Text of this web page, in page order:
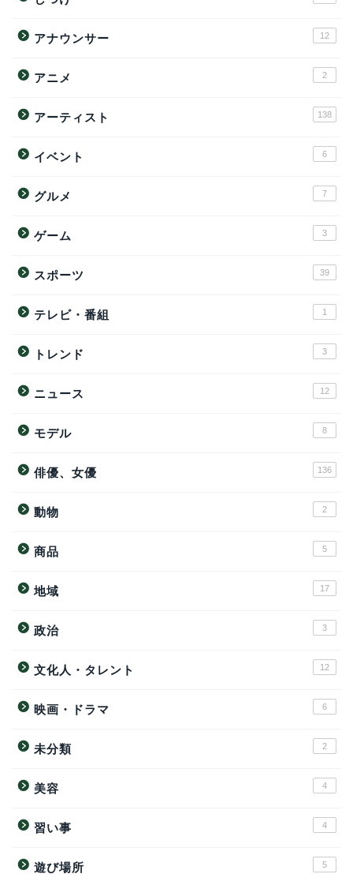
アナウンサー 12
アニメ 2
アーティスト 138
イベント 6
グルメ 7
ゲーム 3
スポーツ 39
テレビ・番組 1
トレンド 3
ニュース 12
モデル 8
俳優、女優 136
動物 2
商品 5
地域 17
政治 3
文化人・タレント 12
映画・ドラマ 6
未分類 2
美容 4
習い事 4
遊び場所 5